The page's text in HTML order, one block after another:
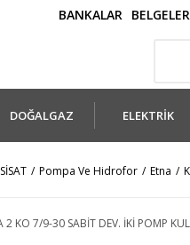
BANKALAR BELGELER
DOĞALGAZ ELEKTRİK
Pompa Ve Hidrofor Etna